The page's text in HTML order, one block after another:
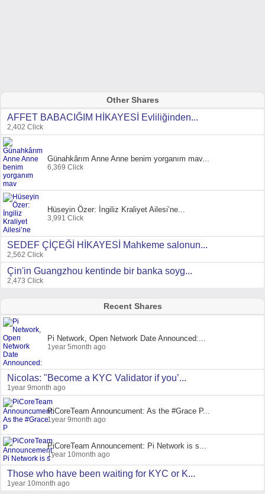
Other Shares
AFFET BABACIĞIM HİKAYESİ Evliliğinden...
2,402 Click
Günahkârım Anne Anne benim yorganım mav...
6,369 Click
Hüseyin Özer: İngiliz Kraliyet Ailesi’ne...
3,991 Click
SEDEF ÇİÇEĞİ HİKAYESİ Mahkeme salonun...
2,562 Click
Çin'in Guangzhou kentinde bir banka soyg...
2,473 Click
Recent Shares
Pi Network, Open Network Date Announced:...
1year 5month ago
Nicolas: "Become a KYC Validator if you’...
1year 9month ago
PiCoreTeam Announcument: As the #Grace P...
1year 9month ago
PiCoreTeam Announcement: Pi Network is s...
1year 10month ago
Those who have been waiting for KYC or K...
1year 10month ago